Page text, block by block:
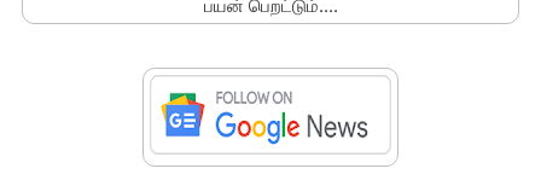
பயன் பெறட்டும்....